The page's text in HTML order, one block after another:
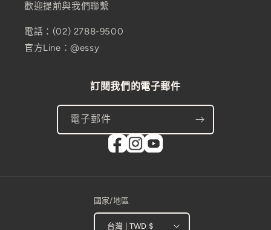
歡迎提前與我們聯繫
電話：(02) 2788-9500
官方Line：@essy
訂閱我們的電子郵件
電子郵件
國家/地區
台灣 | TWD $